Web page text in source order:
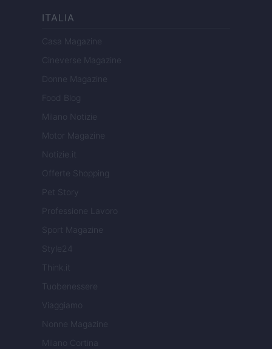
ITALIA
Casa Magazine
Cineverse Magazine
Donne Magazine
Food Blog
Milano Notizie
Motor Magazine
Notizie.it
Offerte Shopping
Pet Story
Professione Lavoro
Sport Magazine
Style24
Think.it
Tuobenessere
Viaggiamo
Nonne Magazine
Milano Cortina